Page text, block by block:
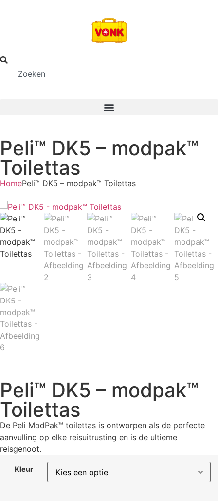
Peli™ DK5 – modpak™
Toilettas
HomePeli™ DK5 – modpak™ Toilettas
Peli™ DK5 – modpak™
Toilettas
De Peli ModPak™ toilettas is ontworpen als de perfecte
aanvulling op elke reisuitrusting en is de ultieme
reisgenoot.
Kleur